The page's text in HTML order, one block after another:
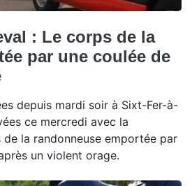
: Le corps de la
par une coulée de
depuis mardi soir à Sixt-Fer-à-
ce mercredi avec la
la randonneuse emportée par
un violent orage.